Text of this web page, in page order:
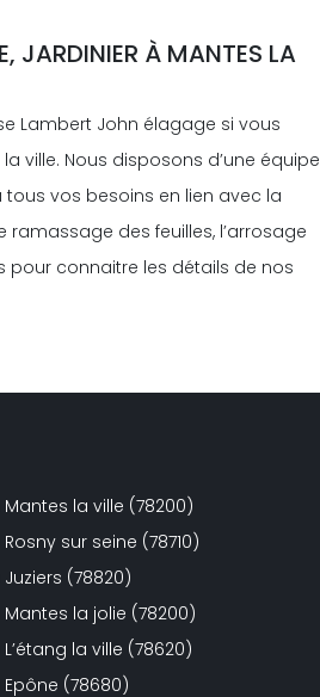
JARDINIER À MANTES LA
Lambert John élagage si vous
ville. Nous disposons d’une équipe
vos besoins en lien avec la
des feuilles, l’arrosage
pour connaitre les détails de nos
la ville (78200)
sur seine (78710)
(78820)
la jolie (78200)
la ville (78620)
(78680)